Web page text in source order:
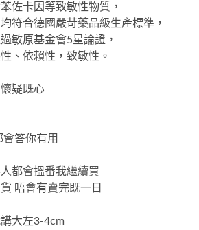
佐卡因等致敏性物質，
符合德國嚴苛藥品級生產標準，
敏原基金會5星論證，
、依賴性，致敏性。
疑既心
答你有用
都會搵番我繼續買
唔會有賣完既一日
大左3-4cm